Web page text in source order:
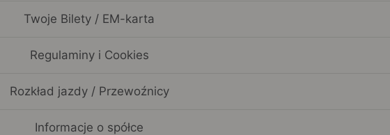
Twoje Bilety / EM-karta
Regulaminy i Cookies
Rozkład jazdy / Przewoźnicy
Informacje o spółce